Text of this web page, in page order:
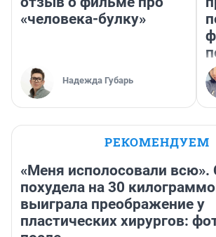
«человека-булку»
Надежда Губарь
РЕКОМЕНДУЕМ
«Меня исполосовали всю».
похудела на 30
выиграла преображение у
пластических хирургов: